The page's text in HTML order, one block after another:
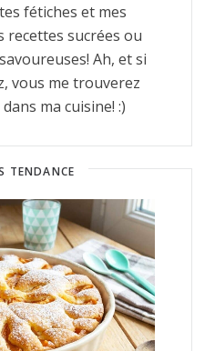
fétiches et mes
recettes sucrées ou
Ah, et si
vous me trouverez
ma cuisine! :)
TENDANCE